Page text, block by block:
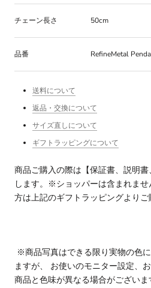
チェーン長さ 50cm
品番 RefineMetal
送料について
返品・交換について
サイズ直しについて
ギフトラッピングについて
商品ご購入の際は【保証書、説明
します。※ショッパーは含まれま
方は上記のギフトラッピングよりご
※商品写真はできる限り実物の色
ますが、 お使いのモニター設定、
商品と色味が異なる場合がございま